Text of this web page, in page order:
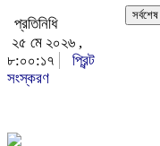
প্রতিনিধি
২৫ মে ২০২৬ ,
৮:০০:১৭
প্রিন্ট
সংস্করণ
সর্বশেষ